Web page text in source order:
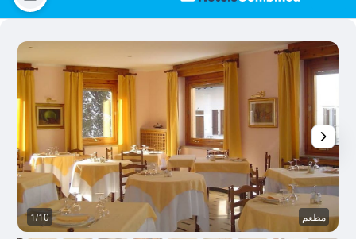
مطعم 1/10